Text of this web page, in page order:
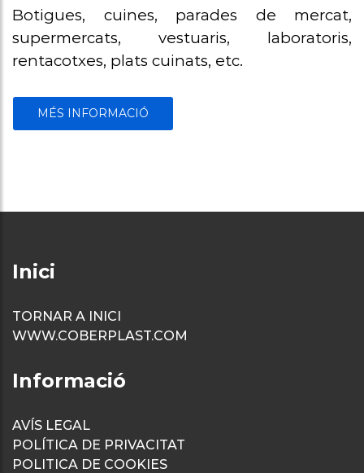
Botigues, cuines, parades de mercat,
supermercats, vestuaris, laboratoris,
rentacotxes, plats cuinats, etc.
MÉS INFORMACIÓ
Inici
TORNAR A INICI
WWW.COBERPLAST.COM
Informació
AVÍS LEGAL
POLÍTICA DE PRIVACITAT
POLITICA DE COOKIES